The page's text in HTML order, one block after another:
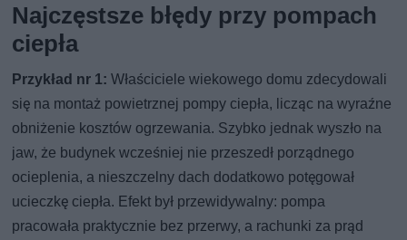
Najczęstsze błędy przy pompach
ciepła
Przykład nr 1: Właściciele wiekowego domu zdecydowali
się na montaż powietrznej pompy ciepła, licząc na wyraźne
obniżenie kosztów ogrzewania. Szybko jednak wyszło na
jaw, że budynek wcześniej nie przeszedł porządnego
ocieplenia, a nieszczelny dach dodatkowo potęgował
ucieczkę ciepła. Efekt był przewidywalny: pompa
pracowała praktycznie bez przerwy, a rachunki za prąd